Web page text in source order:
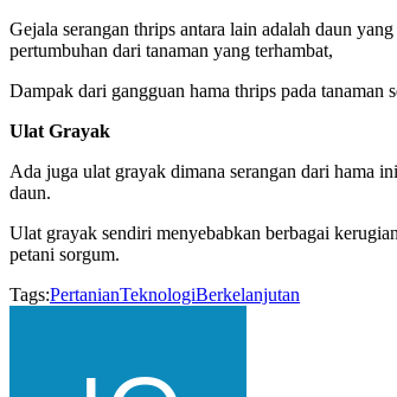
Gejala serangan thrips antara lain adalah daun
pertumbuhan dari tanaman yang terhambat,
Dampak dari gangguan hama thrips pada tanaman
Ulat Grayak
Ada juga ulat grayak dimana serangan dari hama
daun.
Ulat grayak sendiri menyebabkan berbagai
petani sorgum.
Tags:PertanianTeknologiBerkelanjutan